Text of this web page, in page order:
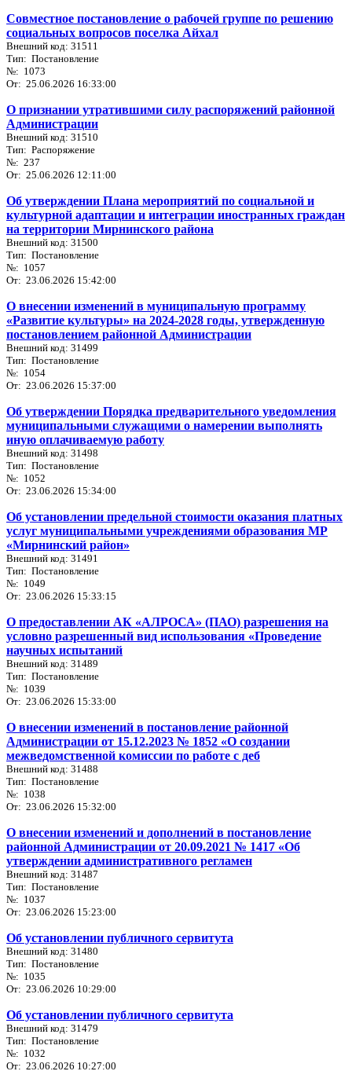
Совместное постановление о рабочей группе по решению
социальных вопросов поселка Айхал
Внешний код: 31511
Тип: Постановление
№: 1073
От: 25.06.2026 16:33:00
О признании утратившими силу распоряжений районной
Администрации
Внешний код: 31510
Тип: Распоряжение
№: 237
От: 25.06.2026 12:11:00
Об утверждении Плана мероприятий по социальной и
культурной адаптации и интеграции иностранных граждан
на территории Мирнинского района
Внешний код: 31500
Тип: Постановление
№: 1057
От: 23.06.2026 15:42:00
О внесении изменений в муниципальную программу
«Развитие культуры» на 2024-2028 годы, утвержденную
постановлением районной Администрации
Внешний код: 31499
Тип: Постановление
№: 1054
От: 23.06.2026 15:37:00
Об утверждении Порядка предварительного уведомления
муниципальными служащими о намерении выполнять
иную оплачиваемую работу
Внешний код: 31498
Тип: Постановление
№: 1052
От: 23.06.2026 15:34:00
Об установлении предельной стоимости оказания платных
услуг муниципальными учреждениями образования МР
«Мирнинский район»
Внешний код: 31491
Тип: Постановление
№: 1049
От: 23.06.2026 15:33:15
О предоставлении АК «АЛРОСА» (ПАО) разрешения на
условно разрешенный вид использования «Проведение
научных испытаний
Внешний код: 31489
Тип: Постановление
№: 1039
От: 23.06.2026 15:33:00
О внесении изменений в постановление районной
Администрации от 15.12.2023 № 1852 «О создании
межведомственной комиссии по работе с деб
Внешний код: 31488
Тип: Постановление
№: 1038
От: 23.06.2026 15:32:00
О внесении изменений и дополнений в постановление
районной Администрации от 20.09.2021 № 1417 «Об
утверждении административного регламен
Внешний код: 31487
Тип: Постановление
№: 1037
От: 23.06.2026 15:23:00
Об установлении публичного сервитута
Внешний код: 31480
Тип: Постановление
№: 1035
От: 23.06.2026 10:29:00
Об установлении публичного сервитута
Внешний код: 31479
Тип: Постановление
№: 1032
От: 23.06.2026 10:27:00